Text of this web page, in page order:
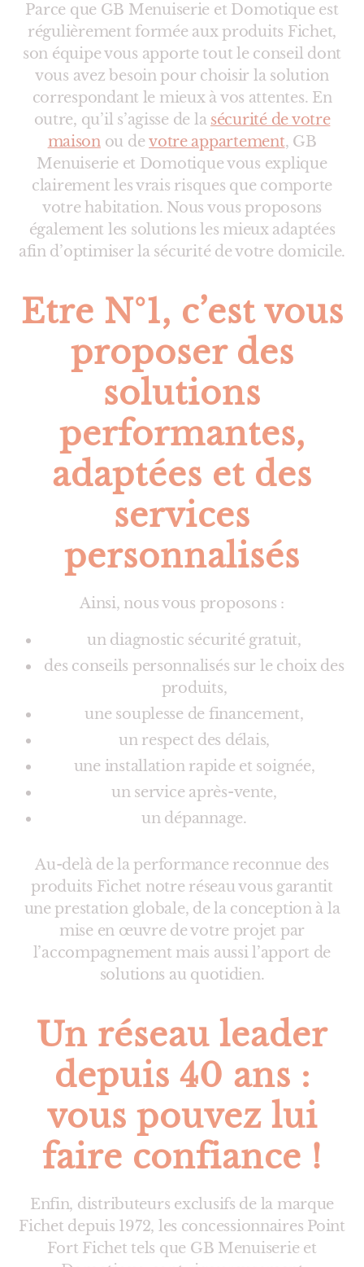
Parce que GB Menuiserie et Domotique est
régulièrement formée aux produits Fichet,
son équipe vous apporte tout le conseil dont
vous avez besoin pour choisir la solution
correspondant le mieux à vos attentes. En
outre, qu’il s’agisse de la sécurité de votre
maisonou devotre appartement, GB
Menuiserie et Domotique vous explique
clairement les vrais risques que comporte
votre habitation. Nous vous proposons
également les solutions les mieux adaptées
afin d’optimiser la sécurité de votre domicile.
Etre N°1, c’est vous
proposer des
solutions
performantes,
adaptées et des
services
personnalisés
Ainsi, nous vous proposons :
un diagnostic sécurité gratuit,
des conseils personnalisés sur le choix des
produits,
une souplesse de financement,
un respect des délais,
une installation rapide et soignée,
un service après-vente,
un dépannage.
Au-delà de la performance reconnue des
produits Fichet notre réseau vous garantit
une prestation globale, de la conception à la
mise en œuvre de votre projet par
l’accompagnement mais aussi l’apport de
solutions au quotidien.
Un réseau leader
depuis 40 ans :
vous pouvez lui
faire confiance !
Enfin, distributeurs exclusifs de la marque
Fichet depuis 1972, les concessionnaires Point
Fort Fichet tels que GB Menuiserie et